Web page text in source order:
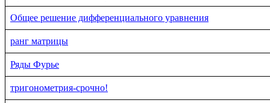
Общее решение дифференциального уравнения
ранг матрицы
Ряды Фурье
тригонометрия-срочно!